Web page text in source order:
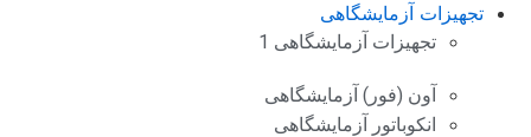
تجهیزات آزمایشگاهی
تجهیزات آزمایشگاهی 1
آون (فور) آزمایشگاهی
انکوباتور آزمایشگاهی